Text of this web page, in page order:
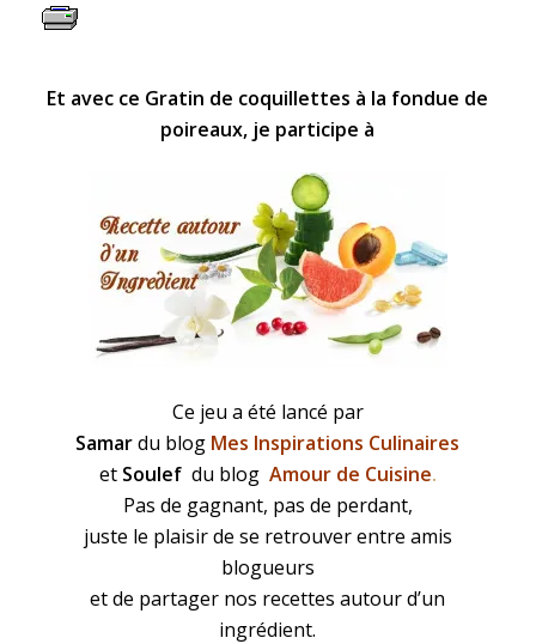
Et avec ce Gratin de coquillettes à la fondue de
poireaux, je participe à
Ce jeu a été lancé par
Samardu blog Mes Inspirations Culinaires
et Soulefdu blog Amour de Cuisine.
Pas de gagnant, pas de perdant,
juste le plaisir de se retrouver entre amis
blogueurs
et de partager nos recettes autour d’un
ingrédient.